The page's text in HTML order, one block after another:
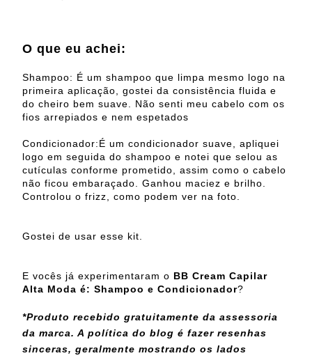
O que eu achei:
Shampoo: É um shampoo que limpa mesmo logo na
primeira aplicação, gostei da consistência fluida e
do cheiro bem suave. Não senti meu cabelo com os
fios arrepiados e nem espetados
Condicionador:É um condicionador suave, apliquei
logo em seguida do shampoo e notei que selou as
cutículas conforme prometido, assim como o cabelo
não ficou embaraçado. Ganhou maciez e brilho.
Controlou o frizz, como podem ver na foto.
Gostei de usar esse kit.
E vocês já experimentaram o BB Cream Capilar
Alta Moda é: Shampoo e Condicionador?
*Produto recebido gratuitamente da assessoria
da marca. A política do blog é fazer resenhas
sinceras, geralmente mostrando os lados